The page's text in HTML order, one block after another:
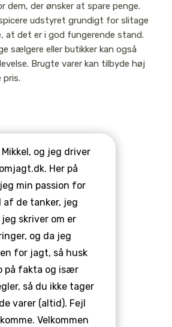
der ønsker at spare penge.
udstyret grundigt for slitage
at det er i god fungerende stand.
sælgere eller butikker kan også
Brugte varer kan tilbyde høj
pris.
og jeg driver
Her på
min passion for
af de tanker, jeg
skriver om er
og da jeg
for jagt, så husk
på fakta og især
så du ikke tager
varer (altid). Fejl
Velkommen